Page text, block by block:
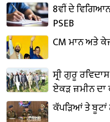
8ਵੀਂ ਦੇ
PSEB
CM ਮਾਨ ਅਤੇ
ਸ੍ਰੀ ਗੁਰੂ
ਏਕੜ ਜ਼ਮੀਨ
ਕੱਪੜਿਆਂ ਤੇ